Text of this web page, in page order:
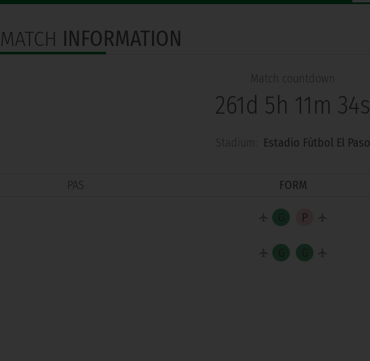
MATCH INFORMATION
Match countdown
261d 5h 11m 33s
Stadium: Estadio Fútbol El Paso
PAS FORM